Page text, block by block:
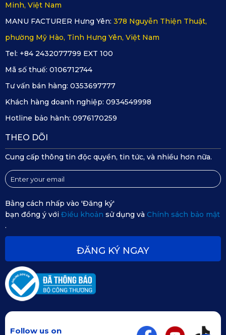
Khi Nào Bạn Nên Lắp Thảm Sàn Ô Tô
360 Cho Volkswagen Teramont 2025?
Ngay khi vừa nhận xe để giữ sàn zin luôn như mới.
Với người hay du lịch, đi phượt – cần chống bùn,
nước mưa.
Khi bạn sử dụng xe làm dịch vụ cao cấp, đưa đón
đối tác – cần không gian luôn sạch và đẹp.
Kết luận
Nếu bạn đang sở hữu Volkswagen Teramont 2025 – một
chiếc SUV mạnh mẽ, sang trọng và tiện nghi – thì Thảm Sàn
Ô Tô 360 Volkswagen Teramont 2025 của
lựa chọn nâng cấp hoàn hảo, giúp xe luôn sạch đẹp, tiện
dụng và thể hiện phong cách riêng. Không chỉ đẹp mắt và
bền bỉ, thảm còn mang lại giá trị sử dụng lâu dài, dễ vệ sinh
Minh, Việt Nam
MANU FACTURER Hưng Yên: 378 Nguyễn Thiện Thuật,
phường Mỹ Hào, Tỉnh Hưng Yên, Việt Nam
Tel: +84 2432077799 EXT 100
Mã số thuế: 0106712744
Tư vấn bán hàng: 0353697777
Khách hàng doanh nghiệp: 0934549998
Hotline bảo hành: 0976170259
THEO DÕI
Cung cấp thông tin độc quyền, tin tức, và nhiều hơn nữa.
Bằng cách nhấp vào 'Đăng ký'
bạn đồng ý với Điều khoản sử dụng và Chính sách bảo mật
.
ĐĂNG KÝ NGAY
Follow us on